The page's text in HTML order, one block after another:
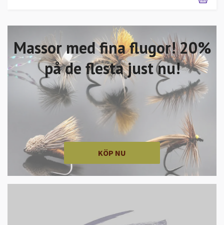
Massor med fina flugor! 20%
på de flesta just nu!
KÖP NU